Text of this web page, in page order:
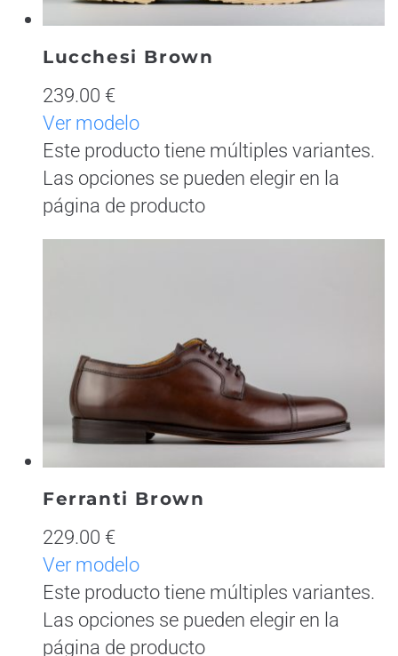
Lucchesi Brown
239.00 €
Ver modelo
Este producto tiene múltiples variantes.
Las opciones se pueden elegir en la
página de producto
Ferranti Brown
229.00 €
Ver modelo
Este producto tiene múltiples variantes.
Las opciones se pueden elegir en la
página de producto